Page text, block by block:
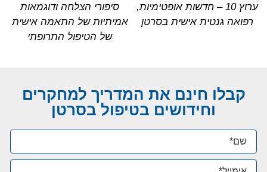
ערוץ 10 – חדשות אופטימיות,
רפואה גנטית אישית בסרטן
סיפורי הצלחה ודוגמאות
אמיתיות של התאמה אישית
של הטיפול התרופתי
קבלו חינם את המדריך למחקרים
וחידושים בטיפול בסרטן